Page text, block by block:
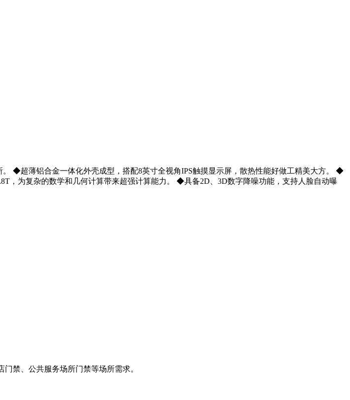
◆超薄铝合金一体化外壳成型，搭配8英寸全视角IPS触摸显示屏，散热性能好做工精美大方。 ◆
，为复杂的数学和几何计算带来超强计算能力。 ◆具备2D、3D数字降噪功能，支持人脸自动曝
禁、公共服务场所门禁等场所需求。